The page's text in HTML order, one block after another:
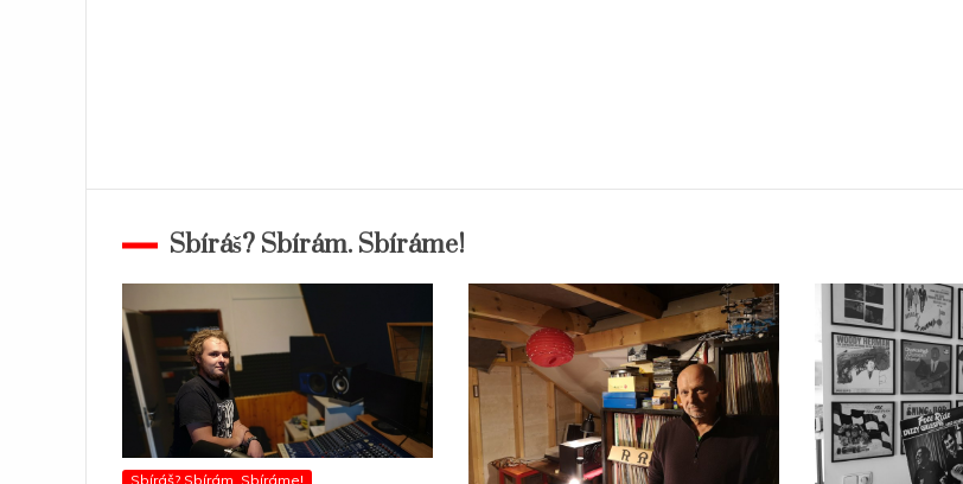
Sbíráš? Sbírám. Sbíráme!
Sbíráš? Sbírám. Sbíráme!